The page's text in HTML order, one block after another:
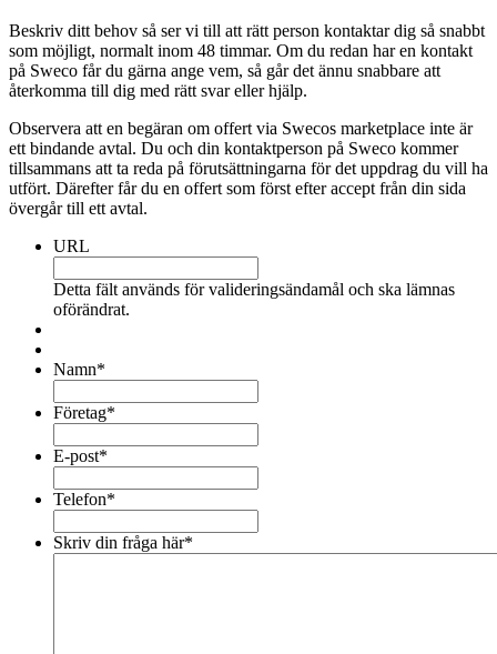
Beskriv ditt behov så ser vi till att rätt person kontaktar dig så snabbt
som möjligt, normalt inom 48 timmar. Om du redan har en kontakt
på Sweco får du gärna ange vem, så går det ännu snabbare att
återkomma till dig med rätt svar eller hjälp.
Observera att en begäran om offert via Swecos marketplace inte är
ett bindande avtal. Du och din kontaktperson på Sweco kommer
tillsammans att ta reda på förutsättningarna för det uppdrag du vill ha
utfört. Därefter får du en offert som först efter accept från din sida
övergår till ett avtal.
URL
Detta fält används för valideringsändamål och ska lämnas
oförändrat.
Namn*
Företag*
E-post*
Telefon*
Skriv din fråga här*